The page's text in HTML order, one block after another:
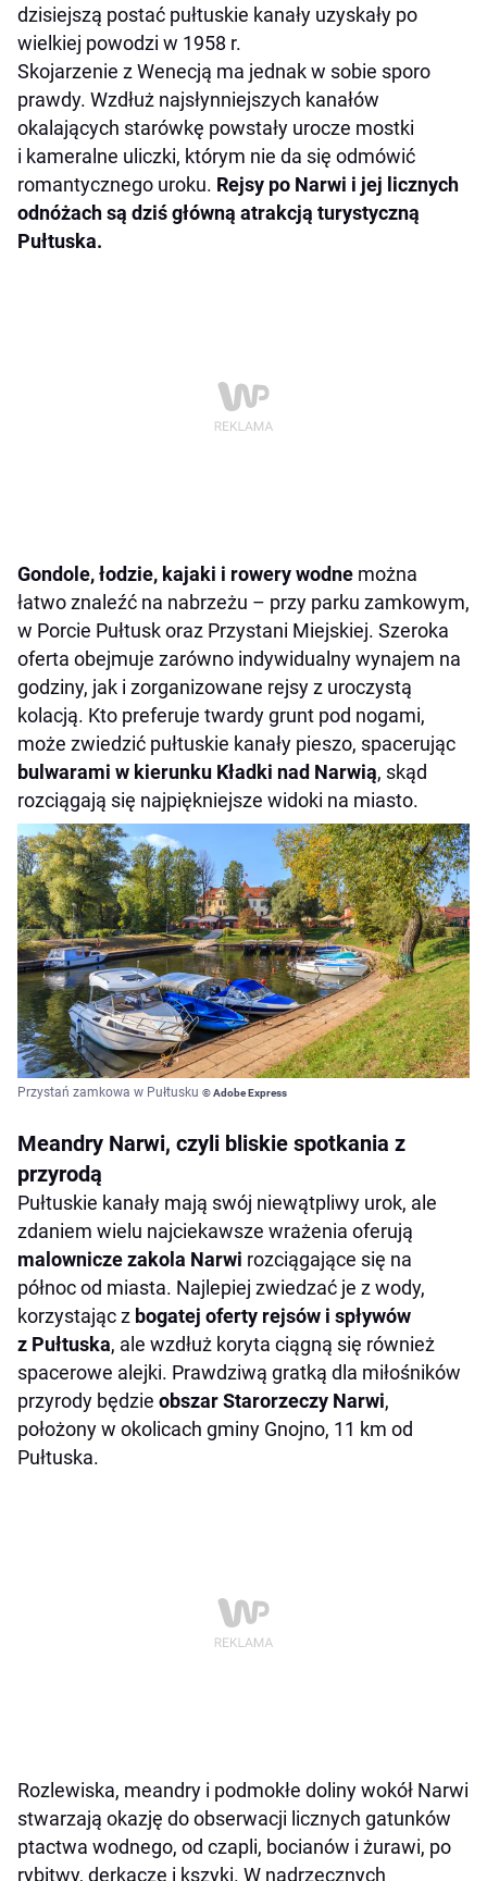
dzisiejszą postać pułtuskie kanały uzyskały po
wielkiej powodzi w 1958 r.
Skojarzenie z Wenecją ma jednak w sobie sporo
prawdy. Wzdłuż najsłynniejszych kanałów
okalających starówkę powstały urocze mostki
i kameralne uliczki, którym nie da się odmówić
romantycznego uroku. Rejsy po Narwi i jej licznych
odnóżach są dziś główną atrakcją turystyczną
Pułtuska.
Gondole, łodzie, kajaki i rowery wodne można
łatwo znaleźć na nabrzeżu – przy parku zamkowym,
w Porcie Pułtusk oraz Przystani Miejskiej. Szeroka
oferta obejmuje zarówno indywidualny wynajem na
godziny, jak i zorganizowane rejsy z uroczystą
kolacją. Kto preferuje twardy grunt pod nogami,
może zwiedzić pułtuskie kanały pieszo, spacerując
bulwarami w kierunku Kładki nad Narwią, skąd
rozciągają się najpiękniejsze widoki na miasto.
Przystań zamkowa w Pułtusku © Adobe Express
Meandry Narwi, czyli bliskie spotkania z
przyrodą
Pułtuskie kanały mają swój niewątpliwy urok, ale
zdaniem wielu najciekawsze wrażenia oferują
malownicze zakola Narwi rozciągające się na
północ od miasta. Najlepiej zwiedzać je z wody,
korzystając z bogatej oferty rejsów i spływów
z Pułtuska, ale wzdłuż koryta ciągną się również
spacerowe alejki. Prawdziwą gratką dla miłośników
przyrody będzie obszar Starorzeczy Narwi,
położony w okolicach gminy Gnojno, 11 km od
Pułtuska.
Rozlewiska, meandry i podmokłe doliny wokół Narwi
stwarzają okazję do obserwacji licznych gatunków
ptactwa wodnego, od czapli, bocianów i żurawi, po
rybitwy, derkacze i kszyki. W nadrzecznych